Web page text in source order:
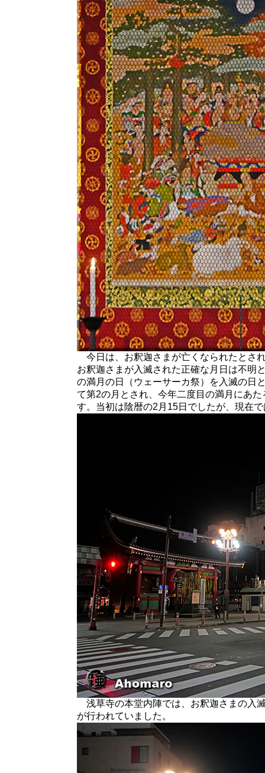
今日は、お釈迦さまが亡くなられたとさ
お釈迦さまが入滅された正確な月日は不明
の満月の日（ウェーサーカ祭）を入滅の日
て第2の月とされ、今年二度目の満月にあ
す。当初は陰暦の2月15日でしたが、現在
浅草寺の本堂内陣では、お釈迦さまの入
が行われていました。